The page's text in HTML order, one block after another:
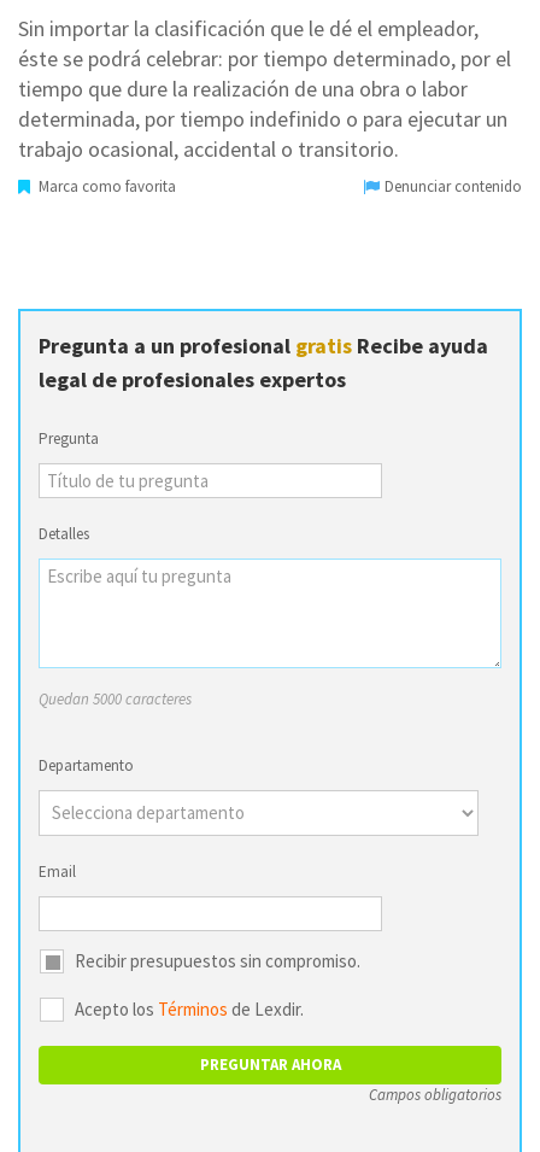
Sin importar la clasificación que le dé el empleador,
éste se podrá celebrar: por tiempo determinado, por el
tiempo que dure la realización de una obra o labor
determinada, por tiempo indefinido o para ejecutar un
trabajo ocasional, accidental o transitorio.
Marca como favorita Denunciar contenido
Pregunta a un profesional gratis Recibe ayuda
legal de profesionales expertos
Pregunta
Detalles
Quedan 5000 caracteres
Departamento
Email
Recibir presupuestos sin compromiso.
Acepto los Términos de Lexdir.
Campos obligatorios